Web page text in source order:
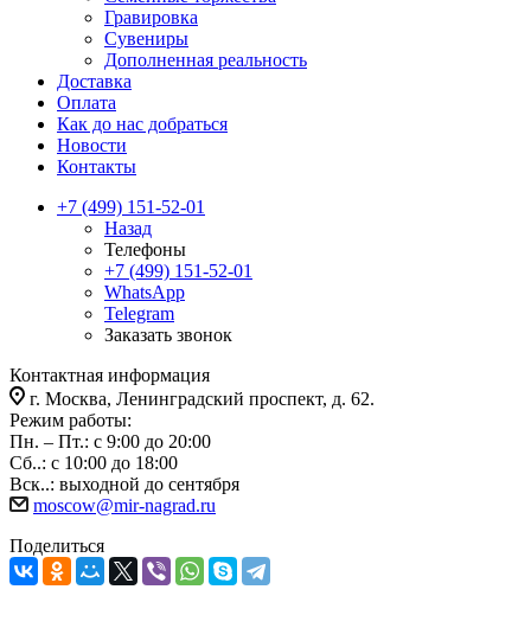
Гравировка
Сувениры
Дополненная реальность
Доставка
Оплата
Как до нас добраться
Новости
Контакты
+7 (499) 151-52-01
Назад
Телефоны
+7 (499) 151-52-01
WhatsApp
Telegram
Заказать звонок
Контактная информация
г. Москва, Ленинградский проспект, д. 62.
Режим работы:
Пн. – Пт.: с 9:00 до 20:00
Сб..: с 10:00 до 18:00
Вск..: выходной до сентября
moscow@mir-nagrad.ru
Поделиться